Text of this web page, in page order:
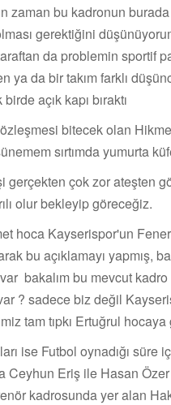
zaman bu kadronun
gerektiğini
da problemin sportif
ya da bir takım farklı
açık kapı bıraktı
bitecek olan
sırtımda yumurta
gerçekten çok zor ateşten
olur bekleyip göreceğiz.
hoca Kayserispor'un
bu açıklamayı yapmış,
bakalım bu mevcut
? sadece biz değil
tam tıpkı Ertuğrul
ise Futbol oynadığı
Ceyhun Eriş ile Hasan Özer
kadrosunda yer alan